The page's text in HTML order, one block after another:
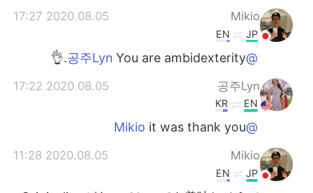
Mikio
2020.08.05 17:27
JP
EN
@공주Lyn
You are ambidexterity.👌
공주Lyn
2020.08.05 17:22
EN
KR
@Mikio
it was thank you
Mikio
2020.08.05 11:28
JP
EN